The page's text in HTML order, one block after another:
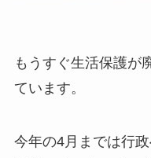
もうすぐ生活保護が
ています。
今年の4月までは行